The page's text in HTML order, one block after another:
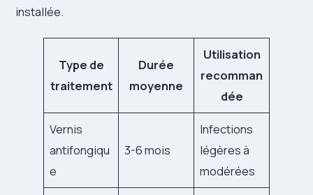
installée.
Type de
traitement
Durée
moyenne
Utilisation
recomman
dée
Vernis
antifongiqu
e
3-6 mois
Infections
légères à
modérées